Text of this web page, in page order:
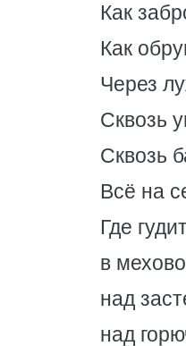
Как
Как
Через
Сквозь
Сквозь
Всё на
Где
в
над
над